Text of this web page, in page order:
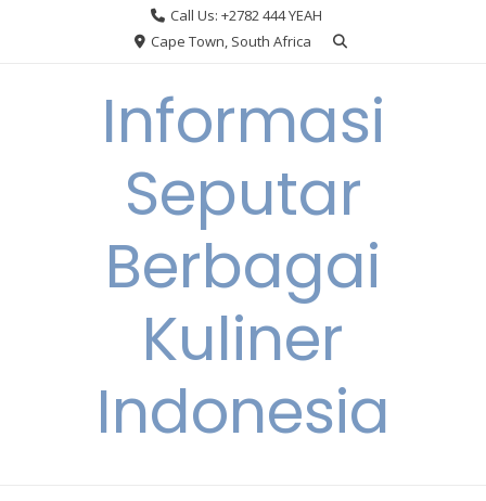
Call Us: +2782 444 YEAH
Cape Town, South Africa
Informasi
Seputar
Berbagai
Kuliner
Indonesia